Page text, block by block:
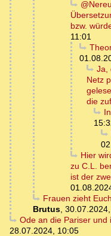
bzw.
11:01
Ja,
Netz
die
Hier
zu C.L.
ist der
Frauen zieht
Brutus,
Ode an die Pariser und
28.07.2024, 10:05